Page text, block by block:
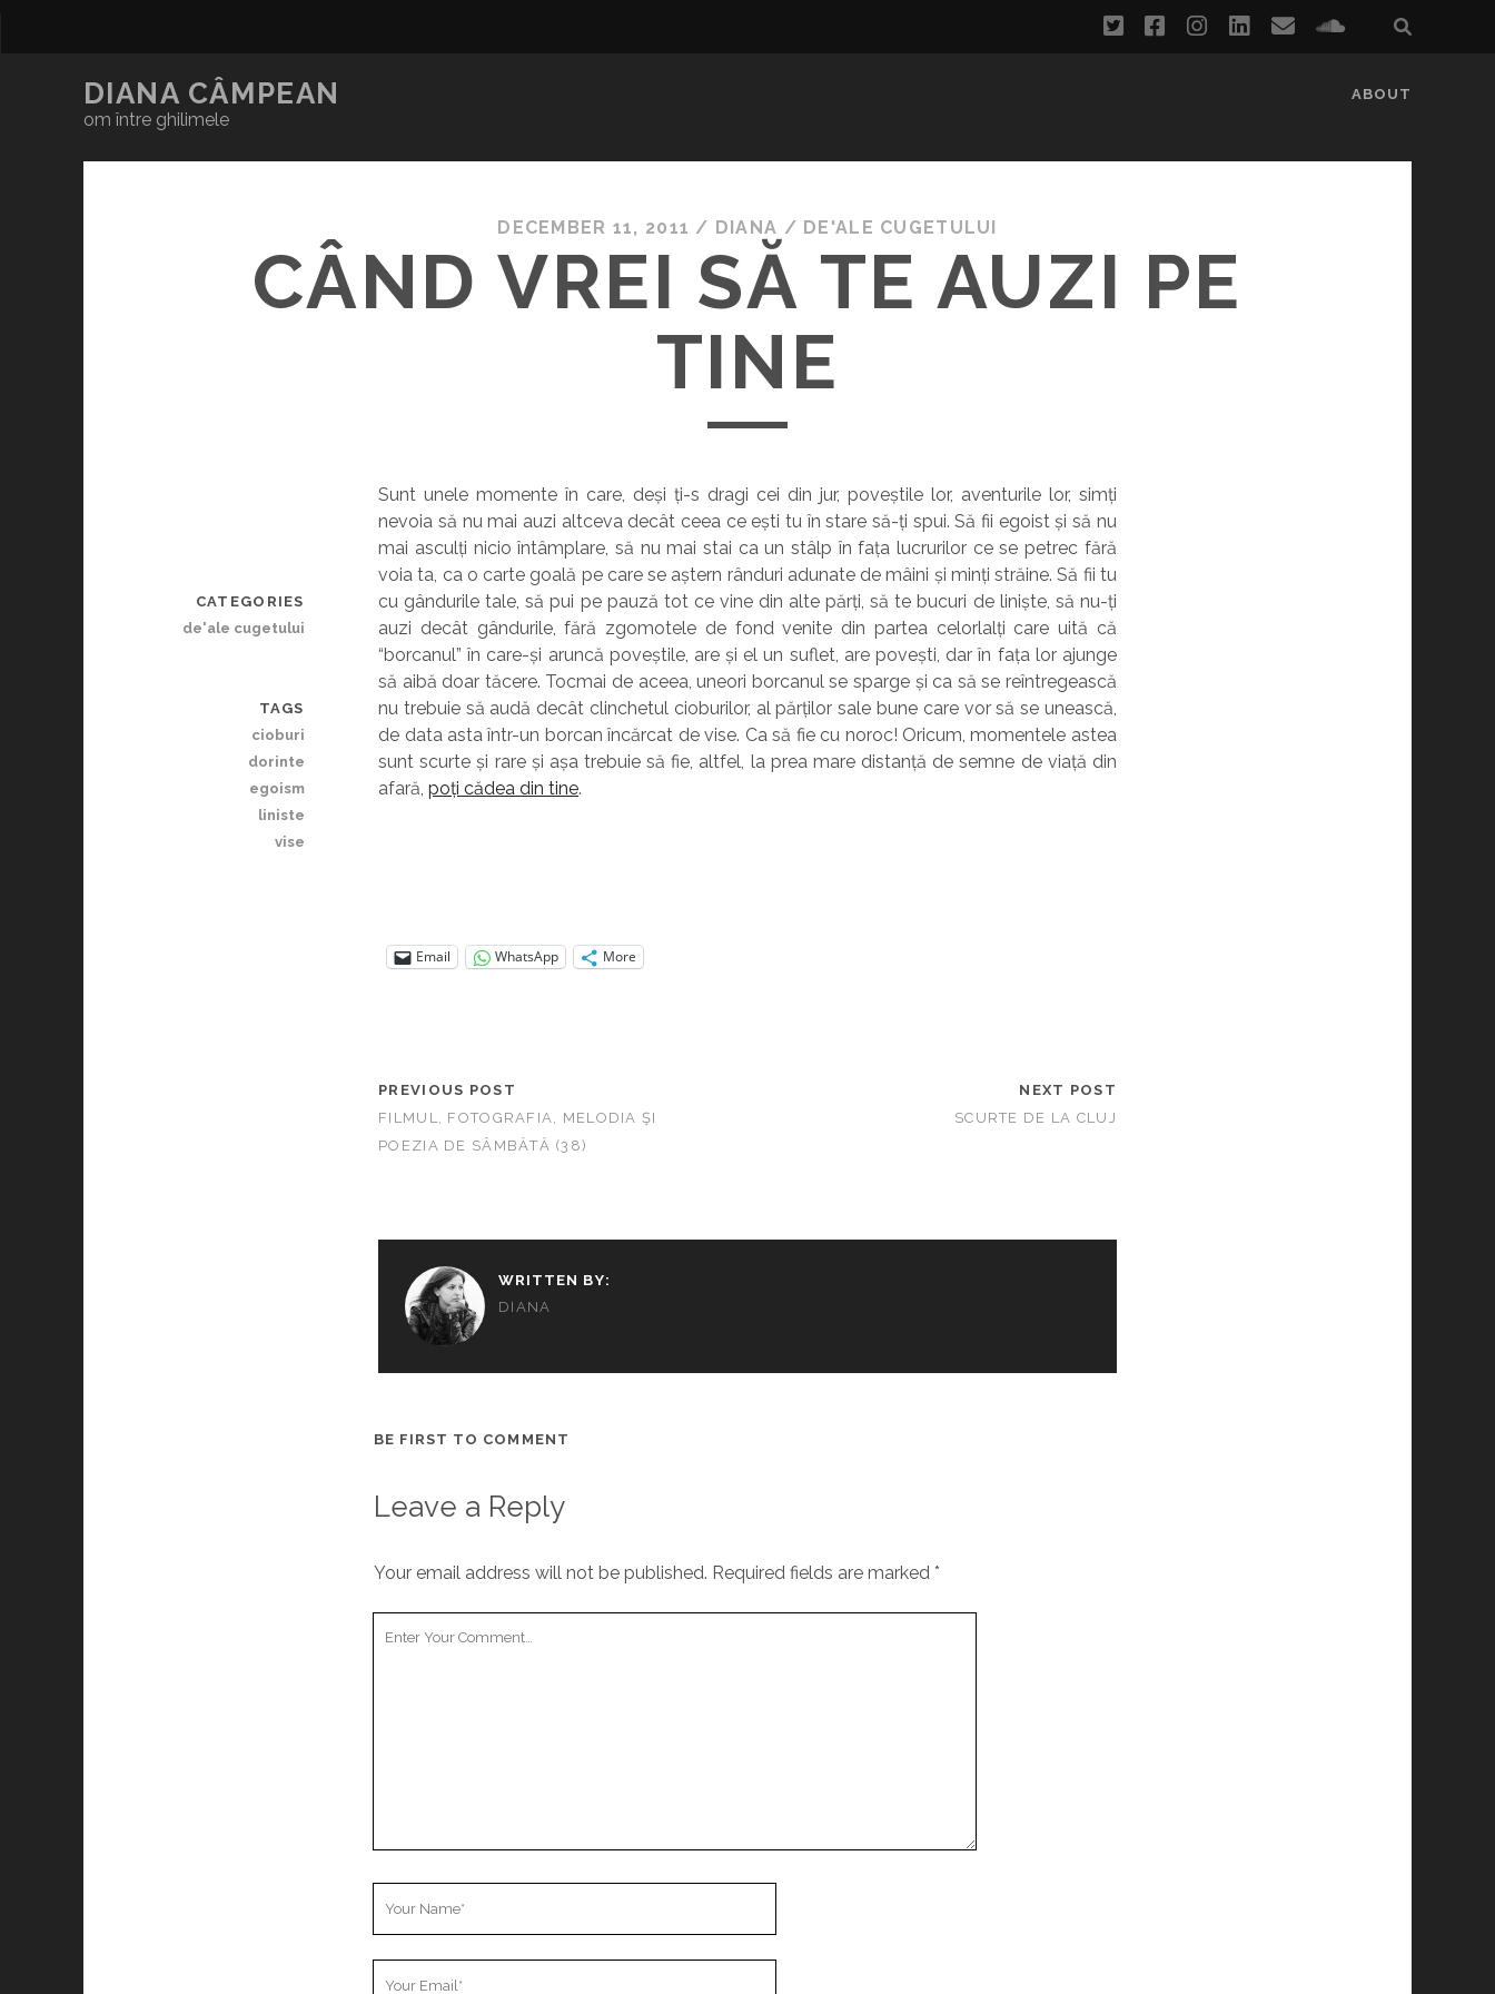
twitterfacebookinstagram
linkedin
emailsoundcloud
DIANA CÂMPEAN
om între ghilimele
ABOUT
DECEMBER 11, 2011 / DIANA / DE'ALE CUGETULUI
CÂND VREI SĂ TE AUZI PE
TINE
Sunt unele momente în care, deși ți-s dragi cei din jur, poveștile lor, aventurile lor, simți
nevoia să nu mai auzi altceva decât ceea ce ești tu în stare să-ți spui. Să fii egoist și să nu
mai asculți nicio întâmplare, să nu mai stai ca un stâlp în fața lucrurilor ce se petrec fără
voia ta, ca o carte goală pe care se aștern rânduri adunate de mâini și minți străine. Să fii tu
cu gândurile tale, să pui pe pauză tot ce vine din alte părți, să te bucuri de liniște, să nu-ți
auzi decât gândurile, fără zgomotele de fond venite din partea celorlalți care uită că
“borcanul” în care-și aruncă poveștile, are și el un suflet, are povești, dar în fața lor ajunge
să aibă doar tăcere. Tocmai de aceea, uneori borcanul se sparge și ca să se reîntregească
nu trebuie să audă decât clinchetul cioburilor, al părților sale bune care vor să se unească,
de data asta într-un borcan încărcat de vise. Ca să fie cu noroc! Oricum, momentele astea
sunt scurte și rare și așa trebuie să fie, altfel, la prea mare distanță de semne de viață din
afară,poți cădea din tine.
Email WhatsApp More
PREVIOUS POST
FILMUL, FOTOGRAFIA, MELODIA ŞI
POEZIA DE SÂMBĂTĂ (38)
NEXT POST
SCURTE DE LA CLUJ
CATEGORIES
de'ale cugetului
TAGS
cioburi
dorinte
egoism
liniste
vise
WRITTEN BY:
DIANA
BE FIRST TO COMMENT
Leave a Reply
Your email address will not be published. Required fields are marked *